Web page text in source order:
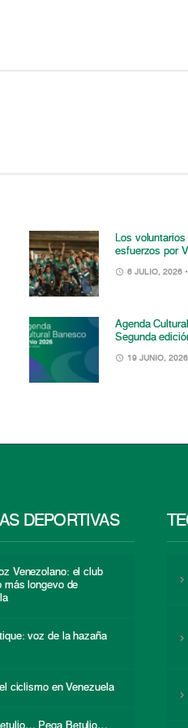
Los
esfuerzos por
6 JULIO, 2026
Agenda
Segunda
19 JUNIO, 2026
DEPORTIVAS
Venezolano: el club
más longevo de
voz de la hazaña
ciclismo en Venezuela